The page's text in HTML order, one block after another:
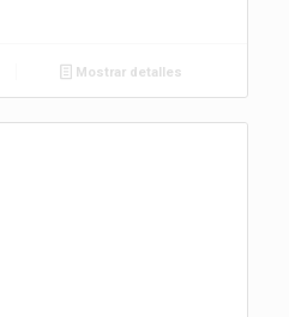
Mostrar detalles